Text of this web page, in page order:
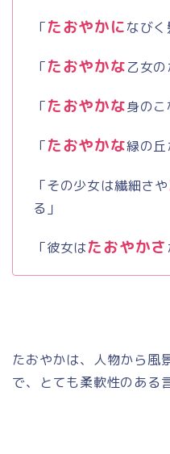
「たおやかになびく
「たおやかな乙女の
「たおやかな身のこ
「たおやかな緑の丘
「その少女は繊細さや
る」
「彼女はたおやかさ
たおやかは、人物から風
で、とても柔軟性のある